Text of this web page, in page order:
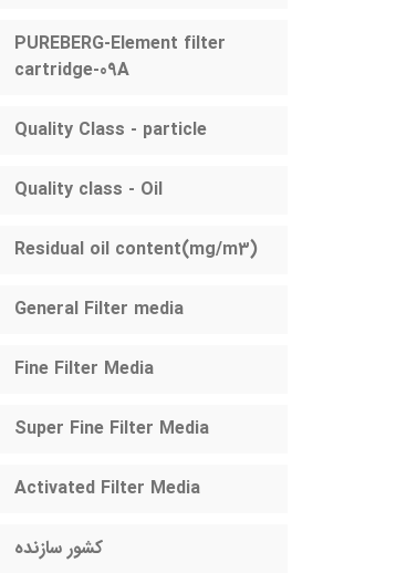
PUREBERG-Element filter
cartridge-09A
Quality Class - particle
Quality class - Oil
(Residual oil content(mg/m3
General Filter media
Fine Filter Media
Super Fine Filter Media
Activated Filter Media
کشور سازنده